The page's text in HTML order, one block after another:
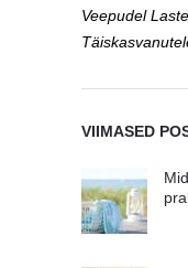
Veepudel
VIIMASED